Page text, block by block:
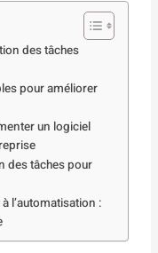
des tâches
pour améliorer
un logiciel
des tâches pour
l’automatisation :